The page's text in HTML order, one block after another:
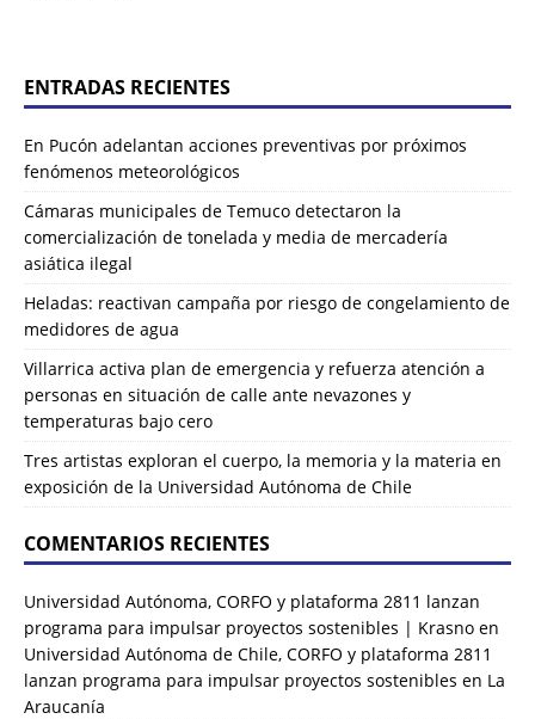
ENTRADAS RECIENTES
En Pucón adelantan acciones preventivas por próximos
fenómenos meteorológicos
Cámaras municipales de Temuco detectaron la
comercialización de tonelada y media de mercadería
asiática ilegal
Heladas: reactivan campaña por riesgo de congelamiento de
medidores de agua
Villarrica activa plan de emergencia y refuerza atención a
personas en situación de calle ante nevazones y
temperaturas bajo cero
Tres artistas exploran el cuerpo, la memoria y la materia en
exposición de la Universidad Autónoma de Chile
COMENTARIOS RECIENTES
Universidad Autónoma, CORFO y plataforma 2811 lanzan
programa para impulsar proyectos sostenibles | Krasno en
Universidad Autónoma de Chile, CORFO y plataforma 2811
lanzan programa para impulsar proyectos sostenibles en La
Araucanía